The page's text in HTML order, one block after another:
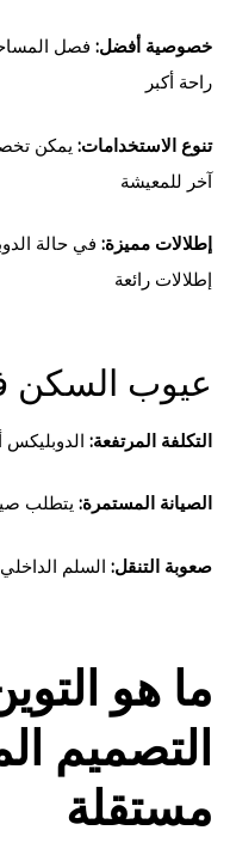
خصوصية أفضل: فصل
راحة أكبر
تنوع الاستخدامات: يمكن
آخر للمعيشة
إطلالات مميزة: في حالة
إطلالات رائعة
عيوب السكن
التكلفة المرتفعة: الدوبليكس
الصيانة المستمرة: يتطلب
صعوبة التنقل: السلم
ما هو
التصميم
مستقلة